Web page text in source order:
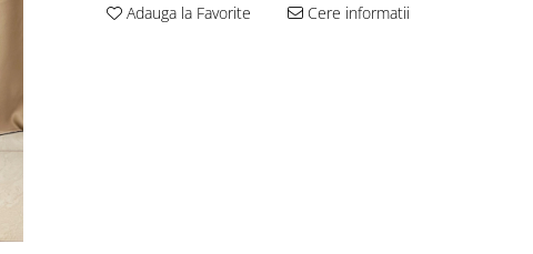
Adauga la Favorite Cere informatii